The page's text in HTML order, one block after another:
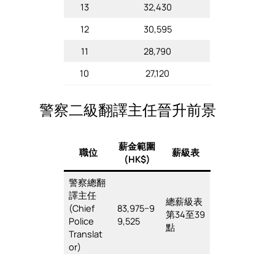
13
32,430
12
30,595
11
28,790
10
27,120
警察二級翻譯主任晉升前景
職位
薪金範圍
(HK$)
薪級表
警察總翻
譯主任
(Chief
Police
Translat
or)
83,975−9
9,525
總薪級表
第34至39
點